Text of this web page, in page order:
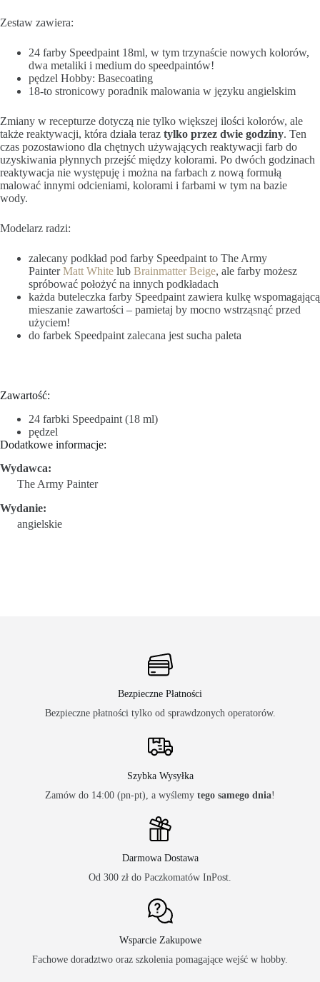
Zestaw zawiera:
24 farby Speedpaint 18ml, w tym trzynaście nowych kolorów,
dwa metaliki i medium do speedpaintów!
pędzel Hobby: Basecoating
18-to stronicowy poradnik malowania w języku angielskim
Zmiany w recepturze dotyczą nie tylko większej ilości kolorów, ale
także reaktywacji, która działa teraz tylko przez dwie godziny. Ten
czas pozostawiono dla chętnych używających reaktywacji farb do
uzyskiwania płynnych przejść między kolorami. Po dwóch godzinach
reaktywacja nie występuję i można na farbach z nową formułą
malować innymi odcieniami, kolorami i farbami w tym na bazie
wody.
Modelarz radzi:
zalecany podkład pod farby Speedpaint to The Army
PainterMatt White lub Brainmatter Beige, ale farby możesz
spróbować położyć na innych podkładach
każda buteleczka farby Speedpaint zawiera kulkę wspomagającą
mieszanie zawartości – pamietaj by mocno wstrząsnąć przed
użyciem!
do farbek Speedpaint zalecana jest sucha paleta
Zawartość:
24 farbki Speedpaint (18 ml)
pędzel
Dodatkowe informacje:
Wydawca:
The Army Painter
Wydanie:
angielskie
Bezpieczne Płatności
Bezpieczne płatności tylko od sprawdzonych operatorów.
Szybka Wysyłka
Zamów do 14:00 (pn-pt), a wyślemy tego samego dnia!
Darmowa Dostawa
Od 300 zł do Paczkomatów InPost.
Wsparcie Zakupowe
Fachowe doradztwo oraz szkolenia pomagające wejść w hobby.